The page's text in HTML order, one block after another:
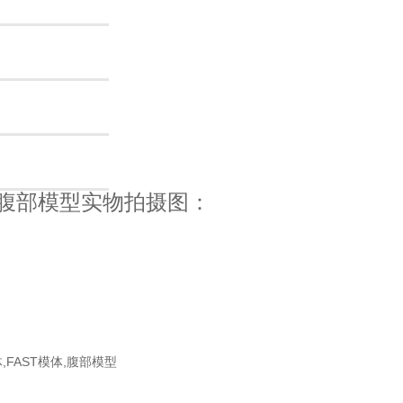
部模型实物拍摄图：
模体,腹部模型